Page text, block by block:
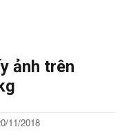
ảnh trên
11/2018